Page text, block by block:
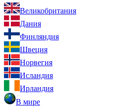
Великобритания
Дания
Финляндия
Швеция
Норвегия
Исландия
Ирландия
В мире